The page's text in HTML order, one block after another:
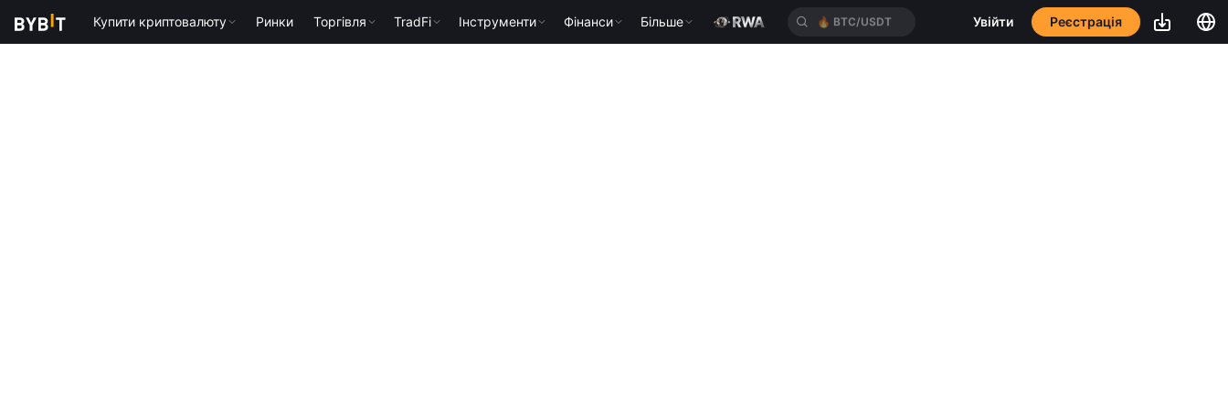
Купити криптовалюту Ринки Торгівля TradFi Інструменти Фінанси Більше 🔥 BTC/USDT Увійти Реєстрація